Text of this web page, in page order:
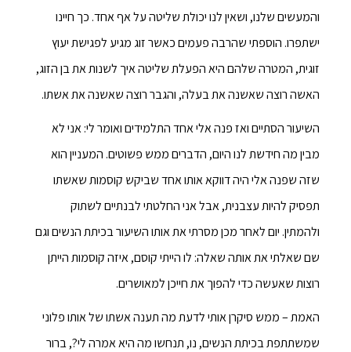
והמעשים שלנו, ושאין לנו יכולת שליטה על אף אחד. כך חיינו
ישתפרו. הוספתי שהרבה פעמים כאשר זוג מגיע לפגישת יעוץ
זוגית, המטרה שלהם היא הפעלת שליטה איך לשנות את בן הזוג,
האשה רוצה שאשנה את בעלה, והגבר רוצה שאשנה את אשתו.
השיעור הסתיים ואז פנה אלי אחד התלמידים ואומר לי: אני לא
מבין מה חידשת לנו היום, הדברים ממש פשוטים. המעניין הוא
שזה שפנה אלי היה דווקא אותו אחד שביקש קוסמות שאשתו
תפסיק להיות עצבנית, אבל אני החלטתי לבנתיים לשתוק
ולהמתין. יום לאחר מכן מסרתי את אותו השיעור בכיתת הנשים וגם
שם שאלתי את אותה שאלה: לו הייתי קוסם, איזה קוסמות הייתן
רוצות שאעשה כדי להפוך את חייכן למאושרים.
האמת – ממש סיקרן אותי לדעת מה תענה אשתו של אותו פלוני
שמשתתפת בכיתת הנשים, נו, תנחשו מה היא אמרה לי?, ברור